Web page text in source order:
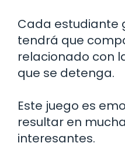
Cada estudiante
tendrá que
relacionado con
que se detenga.
Este juego es
resultar en
interesantes.